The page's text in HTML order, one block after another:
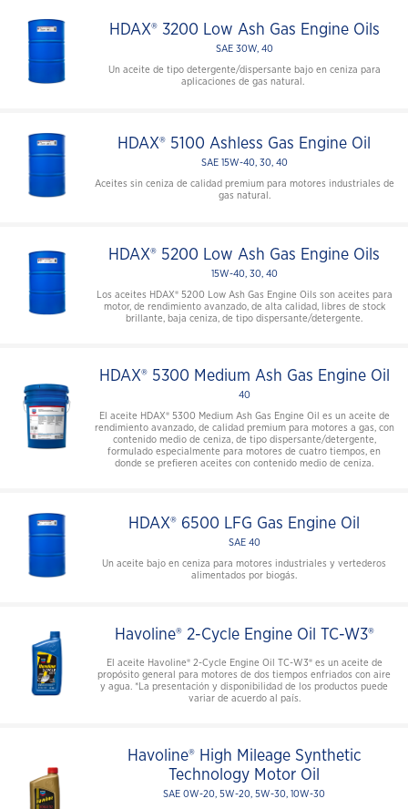
HDAX® 3200 Low Ash Gas Engine Oils
SAE 30W, 40
Un aceite de tipo detergente/dispersante bajo en ceniza para
aplicaciones de gas natural.
HDAX® 5100 Ashless Gas Engine Oil
SAE 15W-40, 30, 40
Aceites sin ceniza de calidad premium para motores industriales de
gas natural.
HDAX® 5200 Low Ash Gas Engine Oils
15W-40, 30, 40
Los aceites HDAX® 5200 Low Ash Gas Engine Oils son aceites para
motor, de rendimiento avanzado, de alta calidad, libres de stock
brillante, baja ceniza, de tipo dispersante/detergente.
HDAX® 5300 Medium Ash Gas Engine Oil
40
El aceite HDAX® 5300 Medium Ash Gas Engine Oil es un aceite de
rendimiento avanzado, de calidad premium para motores a gas, con
contenido medio de ceniza, de tipo dispersante/detergente,
formulado especialmente para motores de cuatro tiempos, en
donde se prefieren aceites con contenido medio de ceniza.
HDAX® 6500 LFG Gas Engine Oil
SAE 40
Un aceite bajo en ceniza para motores industriales y vertederos
alimentados por biogás.
Havoline® 2-Cycle Engine Oil TC-W3®
El aceite Havoline® 2-Cycle Engine Oil TC-W3® es un aceite de
propósito general para motores de dos tiempos enfriados con aire
y agua. *La presentación y disponibilidad de los productos puede
variar de acuerdo al país.
Havoline® High Mileage Synthetic
Technology Motor Oil
SAE 0W-20, 5W-20, 5W-30, 10W-30